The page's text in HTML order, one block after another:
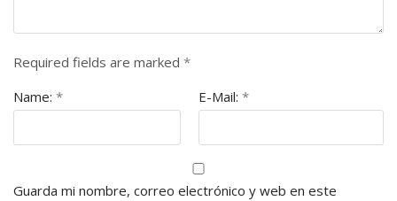
Required fields are marked *
Name: * E-Mail: *
Guarda mi nombre, correo electrónico y web en este